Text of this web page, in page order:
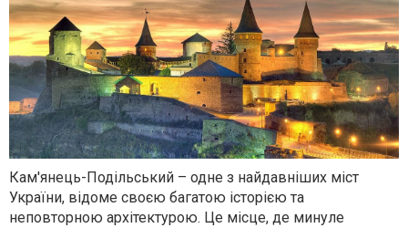
Кам'янець-Подільський – одне з найдавніших міст
України, відоме своєю багатою історією та
неповторною архітектурою. Це місце, де минуле